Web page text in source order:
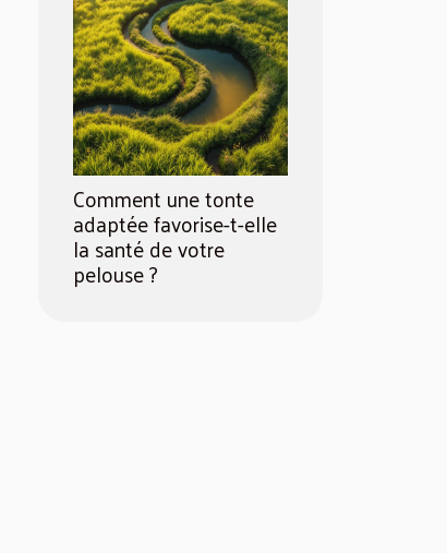
Comment une tonte
adaptée favorise-t-elle
la santé de votre
pelouse ?